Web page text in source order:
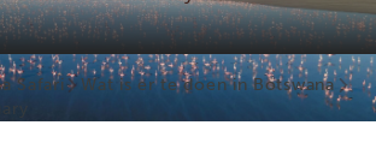
Safari
Wat is er te doen in Botswana